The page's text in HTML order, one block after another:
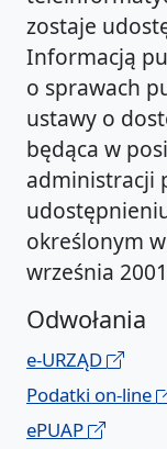
zostaje
Informacją
o sprawach
ustawy o
będąca w
administracji
określonym
września
Odwołania
e-URZĄD
Podatki on-line
ePUAP